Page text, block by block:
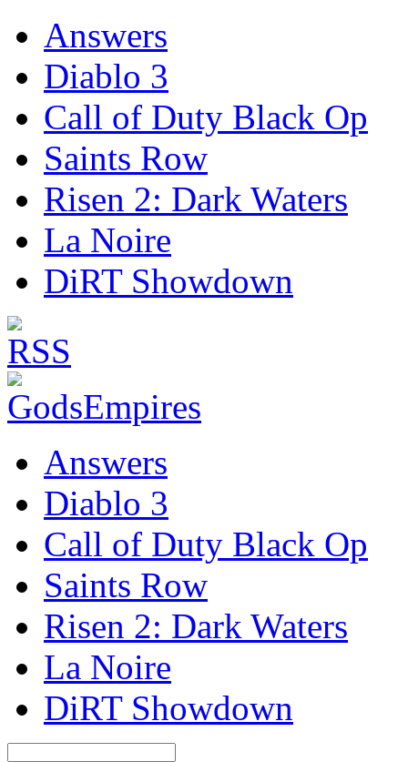
Answers
Diablo 3
Call of Duty Black Op
Saints Row
Risen 2: Dark Waters
La Noire
DiRT Showdown
Answers
Diablo 3
Call of Duty Black Op
Saints Row
Risen 2: Dark Waters
La Noire
DiRT Showdown